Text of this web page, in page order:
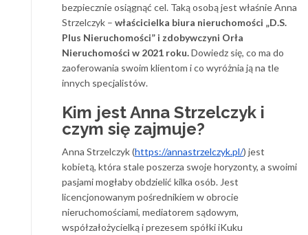
bezpiecznie osiągnąć cel. Taką osobą jest właśnie Anna
Strzelczyk – właścicielka biura nieruchomości „D.S.
Plus Nieruchomości” i zdobywczyni Orła
Nieruchomości w 2021 roku.Dowiedz się, co ma do
zaoferowania swoim klientom i co wyróżnia ją na tle
innych specjalistów.
Kim jest Anna Strzelczyk i
czym się zajmuje?
Anna Strzelczyk (https://annastrzelczyk.pl/) jest
kobietą, która stale poszerza swoje horyzonty, a swoimi
pasjami mogłaby obdzielić kilka osób. Jest
licencjonowanym pośrednikiem w obrocie
nieruchomościami, mediatorem sądowym,
współzałożycielką i prezesem spółki iKuku